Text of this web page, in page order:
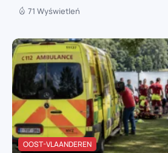
71 Wyświetleń
OOST-VLAANDEREN